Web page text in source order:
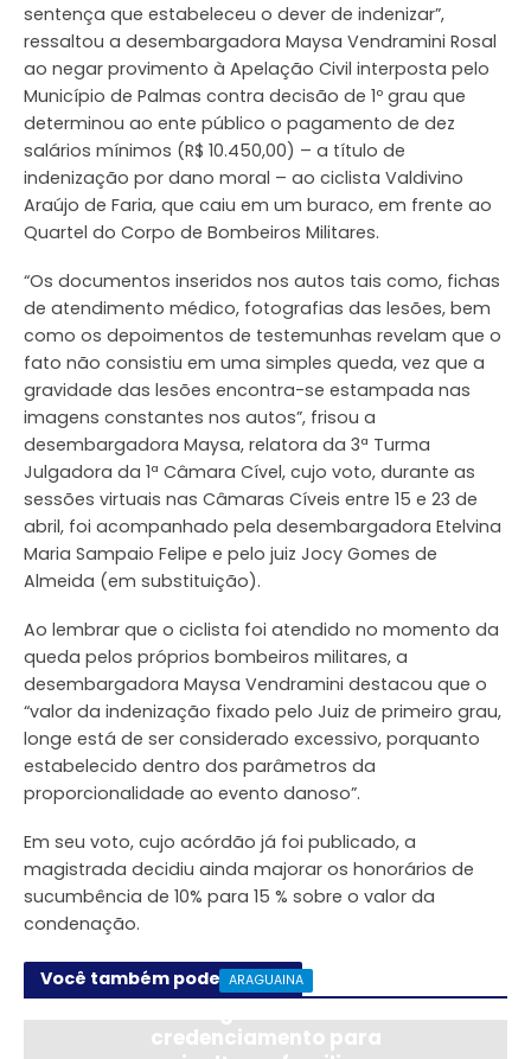
sentença que estabeleceu o dever de indenizar”,
ressaltou a desembargadora Maysa Vendramini Rosal
ao negar provimento à Apelação Civil interposta pelo
Município de Palmas contra decisão de 1º grau que
determinou ao ente público o pagamento de dez
salários mínimos (R$ 10.450,00) – a título de
indenização por dano moral – ao ciclista Valdivino
Araújo de Faria, que caiu em um buraco, em frente ao
Quartel do Corpo de Bombeiros Militares.
“Os documentos inseridos nos autos tais como, fichas
de atendimento médico, fotografias das lesões, bem
como os depoimentos de testemunhas revelam que o
fato não consistiu em uma simples queda, vez que a
gravidade das lesões encontra-se estampada nas
imagens constantes nos autos”, frisou a
desembargadora Maysa, relatora da 3ª Turma
Julgadora da 1ª Câmara Cível, cujo voto, durante as
sessões virtuais nas Câmaras Cíveis entre 15 e 23 de
abril, foi acompanhado pela desembargadora Etelvina
Maria Sampaio Felipe e pelo juiz Jocy Gomes de
Almeida (em substituição).
Ao lembrar que o ciclista foi atendido no momento da
queda pelos próprios bombeiros militares, a
desembargadora Maysa Vendramini destacou que o
“valor da indenização fixado pelo Juiz de primeiro grau,
longe está de ser considerado excessivo, porquanto
estabelecido dentro dos parâmetros da
proporcionalidade ao evento danoso”.
Em seu voto, cujo acórdão já foi publicado, a
magistrada decidiu ainda majorar os honorários de
sucumbência de 10% para 15 % sobre o valor da
condenação.
Você também pode gostar
ARAGUAINA
credenciamento para